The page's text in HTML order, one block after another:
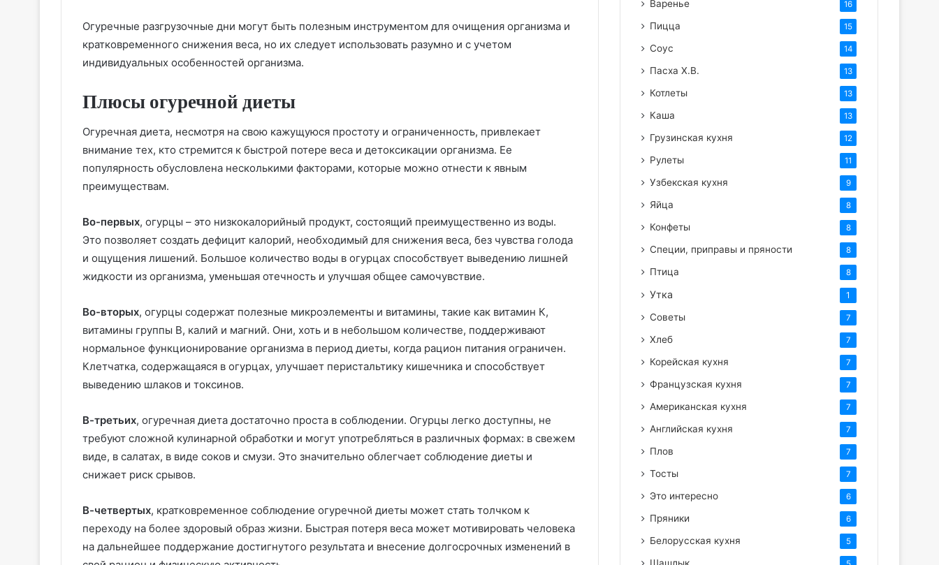
Огуречные разгрузочные дни могут быть полезным инструментом для очищения организма и
кратковременного снижения веса, но их следует использовать разумно и с учетом
индивидуальных особенностей организма.
Плюсы огуречной диеты
Огуречная диета, несмотря на свою кажущуюся простоту и ограниченность, привлекает
внимание тех, кто стремится к быстрой потере веса и детоксикации организма. Ее
популярность обусловлена несколькими факторами, которые можно отнести к явным
преимуществам.
Во-первых, огурцы – это низкокалорийный продукт, состоящий преимущественно из воды.
Это позволяет создать дефицит калорий, необходимый для снижения веса, без чувства голода
и ощущения лишений. Большое количество воды в огурцах способствует выведению лишней
жидкости из организма, уменьшая отечность и улучшая общее самочувствие.
Во-вторых, огурцы содержат полезные микроэлементы и витамины, такие как витамин К,
витамины группы В, калий и магний. Они, хоть и в небольшом количестве, поддерживают
нормальное функционирование организма в период диеты, когда рацион питания ограничен.
Клетчатка, содержащаяся в огурцах, улучшает перистальтику кишечника и способствует
выведению шлаков и токсинов.
В-третьих, огуречная диета достаточно проста в соблюдении. Огурцы легко доступны, не
требуют сложной кулинарной обработки и могут употребляться в различных формах: в свежем
виде, в салатах, в виде соков и смузи. Это значительно облегчает соблюдение диеты и
снижает риск срывов.
В-четвертых, кратковременное соблюдение огуречной диеты может стать толчком к
переходу на более здоровый образ жизни. Быстрая потеря веса может мотивировать человека
на дальнейшее поддержание достигнутого результата и внесение долгосрочных изменений в
Варенье 16
Пицца 15
Соус 14
Пасха Х.В. 13
Котлеты 13
Каша 13
Грузинская кухня 12
Рулеты 11
Узбекская кухня 9
Яйца 8
Конфеты 8
Специи, приправы и пряности 8
Птица 8
Утка 1
Советы 7
Хлеб 7
Корейская кухня 7
Французская кухня 7
Американская кухня 7
Английская кухня 7
Плов 7
Тосты 7
Это интересно 6
Пряники 6
Белорусская кухня 5